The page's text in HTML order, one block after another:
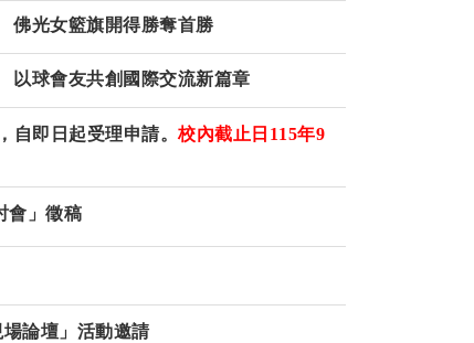
光女籃旗開得勝奪首勝
球會友共創國際交流新篇章
自即日起受理申請。校內截止日 115年9
會」徵稿
場論壇」活動邀請